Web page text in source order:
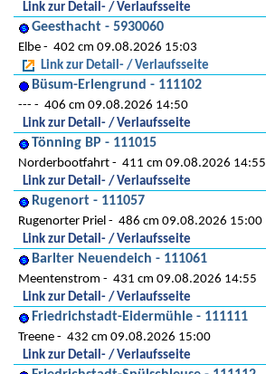
Link zur Detail- / Verlaufsseite
Geesthacht - 5930060
Elbe
402 cm 09.08.2026 15:03
Link zur Detail- / Verlaufsseite
Büsum-Erlengrund - 111102
---
406 cm 09.08.2026 14:50
Link zur Detail- / Verlaufsseite
Tönning BP - 111015
Norderbootfahrt
411 cm 09.08.2026 14:55
Link zur Detail- / Verlaufsseite
Rugenort - 111057
Rugenorter Priel
486 cm 09.08.2026 15:00
Link zur Detail- / Verlaufsseite
Barlter Neuendeich - 111061
Meentenstrom
431 cm 09.08.2026 14:55
Link zur Detail- / Verlaufsseite
Friedrichstadt-Eidermühle - 111111
Treene
432 cm 09.08.2026 15:00
Link zur Detail- / Verlaufsseite